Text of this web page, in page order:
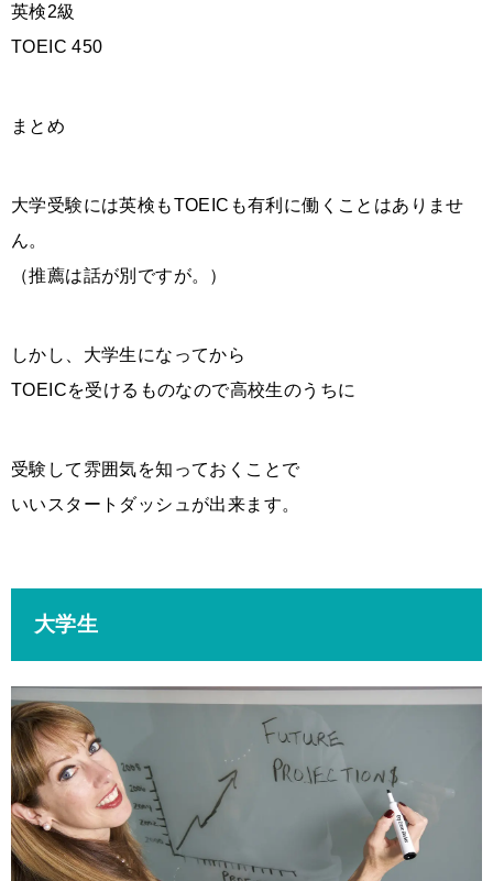
英検2級
TOEIC 450
まとめ
大学受験には英検もTOEICも有利に働くことはありませ
ん。
（推薦は話が別ですが。）
しかし、大学生になってから
TOEICを受けるものなので高校生のうちに
受験して雰囲気を知っておくことで
いいスタートダッシュが出来ます。
大学生